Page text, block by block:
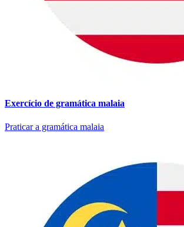
Exercício de gramática malaia
Praticar a gramática malaia